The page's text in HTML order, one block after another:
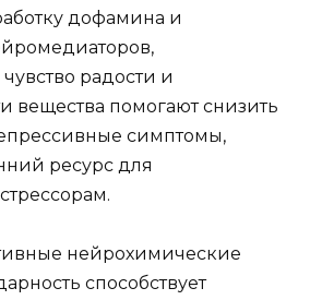
дофамина и
радости и
вещества помогают снизить
симптомы,
ресурс для
нейрохимические
способствует